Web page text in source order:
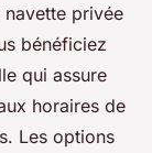
navette privée
bénéficiez
qui assure
horaires de
Les options